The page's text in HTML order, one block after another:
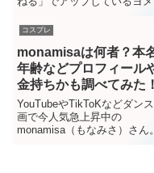
んとマルコさん。まだこの
のことをよく知らないとギタ
っくりしちゃうかもしれませ
歳の差が結構ありそうに見え
が、ご夫婦のお名前や年齢と
になりますよね！ギターが縁
出...
コスプレ
monamisaは何者？本
年齢などプロフィール
金持ちかも調べてみた！
YouTubeやTikToKなどダン
画で今人気急上昇中の
monamisa（もなみさ）さん
スプレをしながら流行の曲